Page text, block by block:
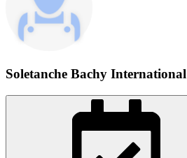
Soletanche Bachy International